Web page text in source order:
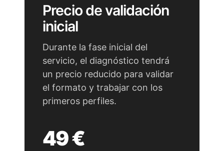
Precio de validación
inicial
Durante la fase inicial del
servicio, el diagnóstico tendrá
un precio reducido para validar
el formato y trabajar con los
primeros perfiles.
49 €